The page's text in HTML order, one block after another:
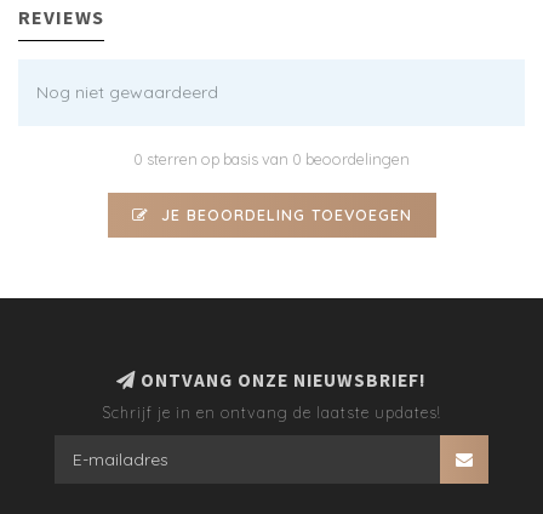
REVIEWS
Nog niet gewaardeerd
0 sterren op basis van 0 beoordelingen
JE BEOORDELING TOEVOEGEN
ONTVANG ONZE NIEUWSBRIEF!
Schrijf je in en ontvang de laatste updates!